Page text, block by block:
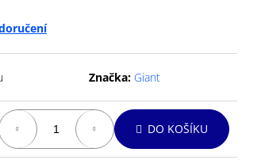
Značka: Giant
DO KOŠÍKU